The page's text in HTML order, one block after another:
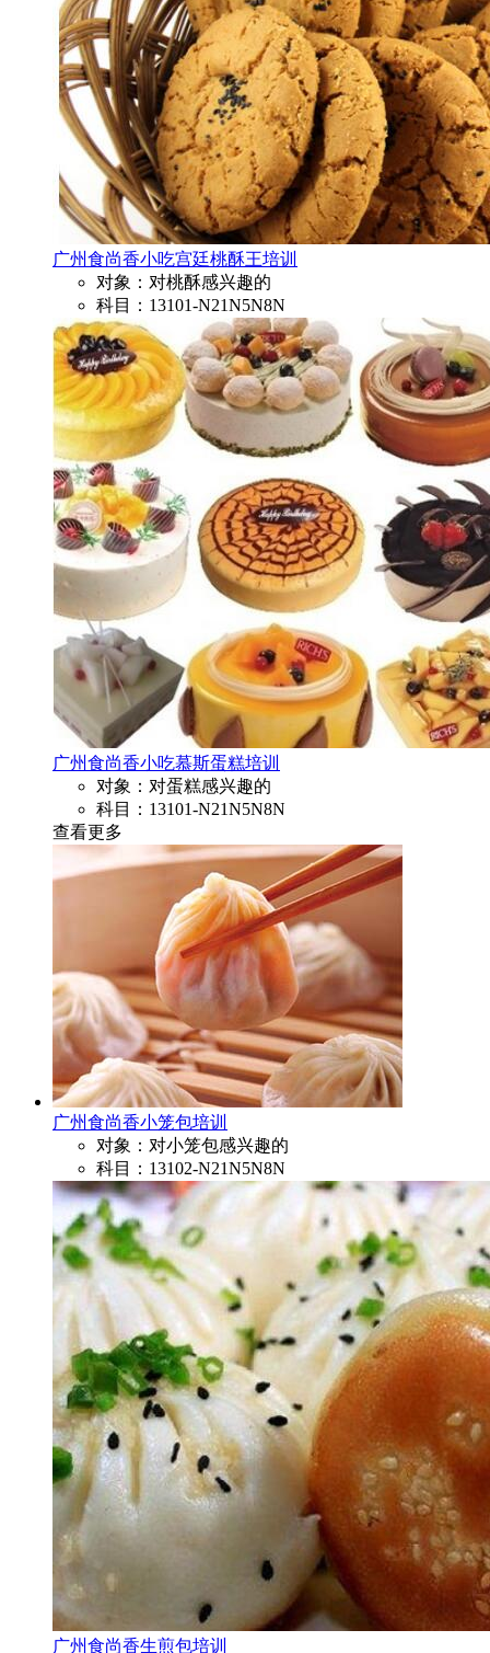
广州食尚香小吃宫廷桃酥王培训
对象：对桃酥感兴趣的
科目：13101-N21N5N8N
广州食尚香小吃慕斯蛋糕培训
对象：对蛋糕感兴趣的
科目：13101-N21N5N8N
查看更多
广州食尚香小笼包培训
对象：对小笼包感兴趣的
科目：13102-N21N5N8N
广州食尚香生煎包培训